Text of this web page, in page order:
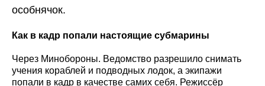
особнячок.
Как в кадр попали настоящие субмарины
Через Минобороны. Ведомство разрешило снимать
учения кораблей и подводных лодок, а экипажи
попали в кадр в качестве самих себя. Режиссёр